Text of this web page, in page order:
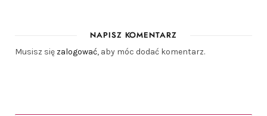
NAPISZ KOMENTARZ
Musisz się zalogować, aby móc dodać komentarz.